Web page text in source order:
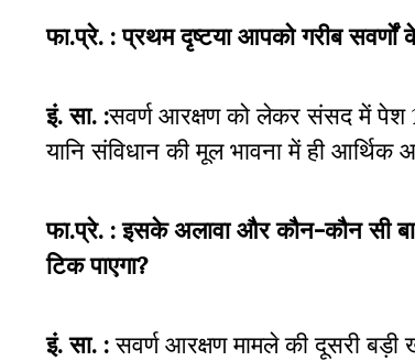
फा.प्रे. :प्रथम दृष्टया आपको गरीब
इं. सा. :सवर्ण आरक्षण को लेकर संसद में पेश
यानि संविधान की मूल भावना में ही
फा.प्रे. :इसके अलावा और कौन-कौन सी
टिक पाएगा?
इं. सा. :सवर्ण आरक्षण मामले की दूसरी